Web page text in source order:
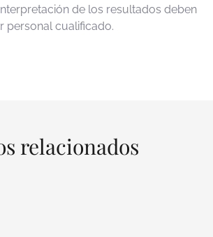
de los resultados deben
personal cualificado.
relacionados